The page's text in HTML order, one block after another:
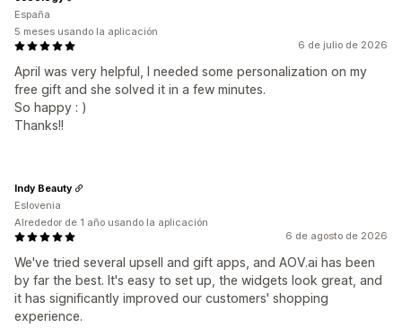
6 de julio de 2026
April was very helpful, I needed some personalization on my
free gift and she solved it in a few minutes.
So happy : )
Thanks!!
España
5 meses usando la aplicación
6 de agosto de 2026
We've tried several upsell and gift apps, and AOV.ai has been
by far the best. It's easy to set up, the widgets look great, and
it has significantly improved our customers' shopping
experience.
Indy Beauty
Eslovenia
Alrededor de 1 año usando la aplicación